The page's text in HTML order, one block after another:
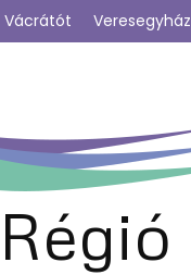
Vácrátót Veresegyház